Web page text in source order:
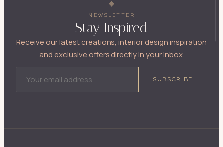
NEWSLETTER
Stay Inspired
Receive our latest creations, interior design inspiration
and exclusive offers directly in your inbox.
SUBSCRIBE